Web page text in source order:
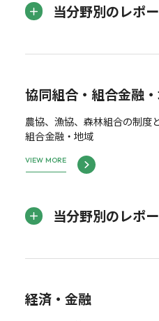
当分野別のレポ
協同組合・組合金融
農協、漁協、森林組合の制度
組合金融・地域
VIEW MORE
当分野別のレポ
経済・金融